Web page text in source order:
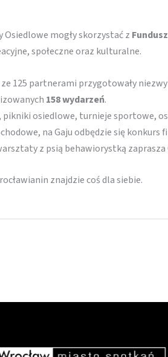
Osiedlowe mogły skorzystać z
społeczne oraz kulturalne.
125 partnerami przygotowały
158 wydarzeń.
pikniki osiedlowe, turnieje sportowe,
na Gaju odbędzie się
z psią behawiorystką
znajdzie coś dla siebie.